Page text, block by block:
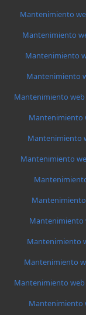
Mantenimiento
Mantenimiento
Mantenimiento
Mantenimiento
Mantenimiento web
Mantenimiento
Mantenimiento
Mantenimiento
Mantenimiento
Mantenimiento
Mantenimiento
Mantenimiento
Mantenimiento